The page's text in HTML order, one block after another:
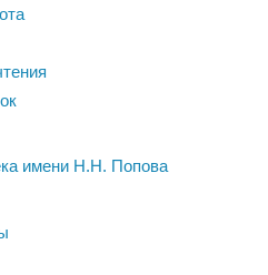
имени Н.Н. Попова